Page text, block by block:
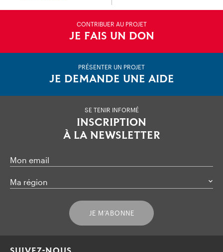
CONTRIBUER AU PROJET
JE FAIS UN DON
PRÉSENTER UN PROJET
JE DEMANDE UNE AIDE
SE TENIR INFORMÉ
INSCRIPTION
À LA NEWSLETTER
Mon email
Ma région
JE M’ABONNE